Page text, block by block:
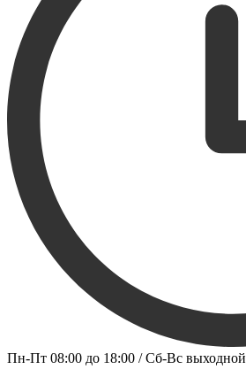
Пн-Пт 08:00 до 18:00 / Сб-Вс выходной